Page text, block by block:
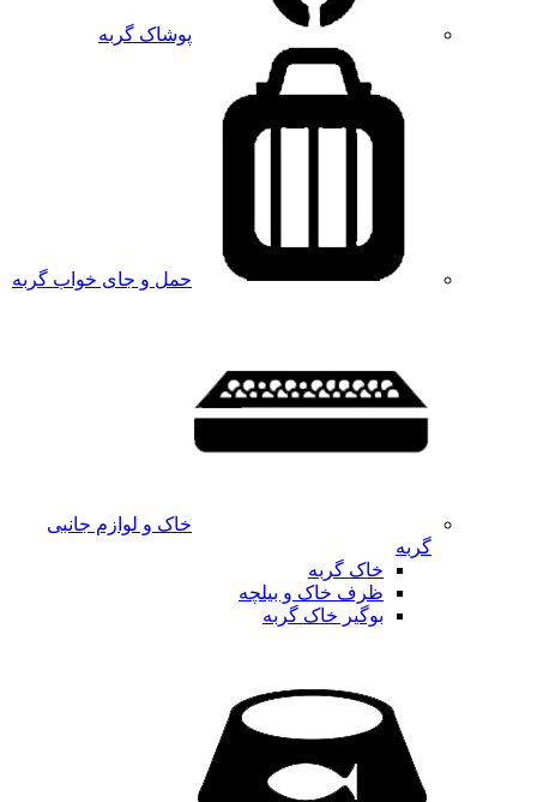
پوشاک گربه
حمل و جای خواب گربه
خاک و لوازم جانبی
گربه
خاک گربه
ظرف خاک و بیلچه
بوگیر خاک گربه